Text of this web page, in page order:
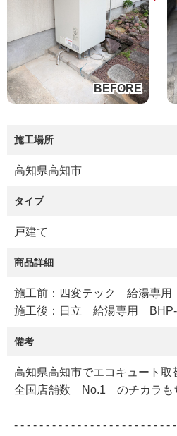
施工場所
高知県高知市
タイプ
戸建て
商品詳細
施工前：四変テック 給湯専
施工後：日立 給湯専用 BHP-
備考
高知県高知市でエコキュート取
全国店舗数 No.1 のチカラも
- - - - - - - - - - - - - - - - - - - - - - - - -